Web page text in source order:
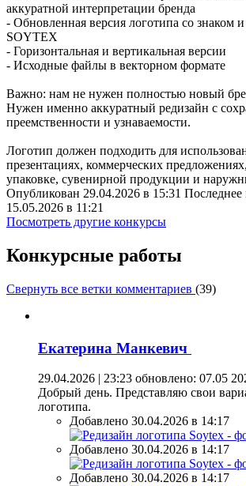
аккуратной интерпретации бренда
- Обновленная версия логотипа со знаком
SOYTEX
- Горизонтальная и вертикальная версии
- Исходные файлы в векторном формате
Важно: нам не нужен полностью новый
Нужен именно аккуратный редизайн с
преемственности и узнаваемости.
Логотип должен подходить для
презентациях, коммерческих
упаковке, сувенирной продукции и
Опубликован 29.04.2026 в 15:31 Последнее
15.05.2026 в 11:21
Посмотреть другие конкурсы
Конкурсные работы
Свернуть все ветки комментариев (39)
Екатерина Манкевич
29.04.2026 | 23:23 обновлено: 07.05
Добрый день. Представляю свои
логотипа.
Добавлено 30.04.2026 в 14:17
Добавлено 30.04.2026 в 14:17
Добавлено 30.04.2026 в 14:17